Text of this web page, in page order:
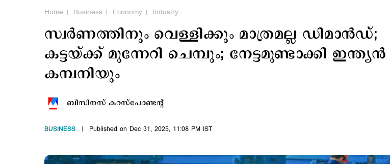
Home Business Economy Industry
സ്വര്‍ണത്തിനും വെള്ളിക്കും മാത്രമല്ല ഡിമാന്‍ഡ്;
കട്ടയ്ക്ക് മുന്നേറി ചെമ്പും; നേട്ടമുണ്ടാക്കി ഇന്ത്യന്‍
കമ്പനിയും
ബിസിനസ് കറസ്പോണ്ടന്‍റ്
BUSINESS Published on Dec 31, 2025, 11:08 PM IST